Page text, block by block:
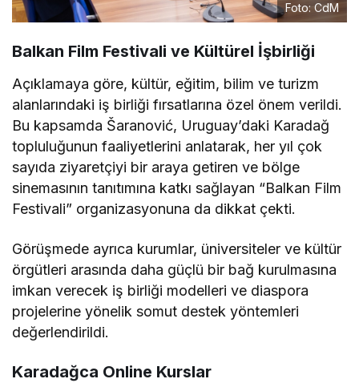
Foto: CdM
Balkan Film Festivali ve Kültürel İşbirliği
Açıklamaya göre, kültür, eğitim, bilim ve turizm
alanlarındaki iş birliği fırsatlarına özel önem verildi.
Bu kapsamda Šaranović, Uruguay’daki Karadağ
topluluğunun faaliyetlerini anlatarak, her yıl çok
sayıda ziyaretçiyi bir araya getiren ve bölge
sinemasının tanıtımına katkı sağlayan “Balkan Film
Festivali” organizasyonuna da dikkat çekti.
Görüşmede ayrıca kurumlar, üniversiteler ve kültür
örgütleri arasında daha güçlü bir bağ kurulmasına
imkan verecek iş birliği modelleri ve diaspora
projelerine yönelik somut destek yöntemleri
değerlendirildi.
Karadağca Online Kurslar